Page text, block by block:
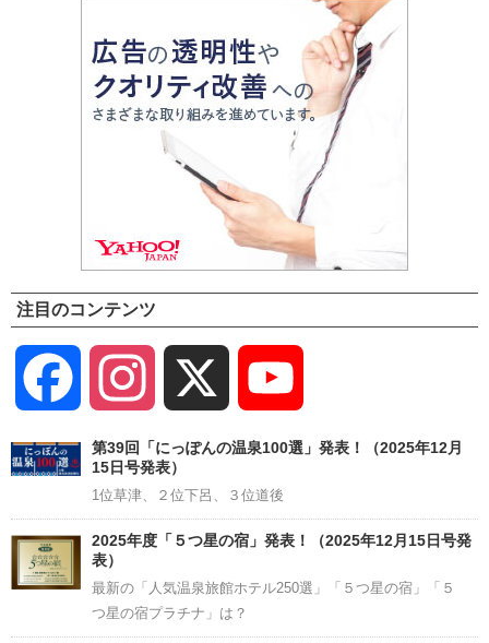
注目のコンテンツ
Facebook Instagram
Channel
第39回「にっぽんの温泉100選」発表！（2025年12月
15日号発表）
1位草津、２位下呂、３位道後
2025年度「５つ星の宿」発表！（2025年12月15日号発
表）
最新の「人気温泉旅館ホテル250選」「５つ星の宿」「５
つ星の宿プラチナ」は？